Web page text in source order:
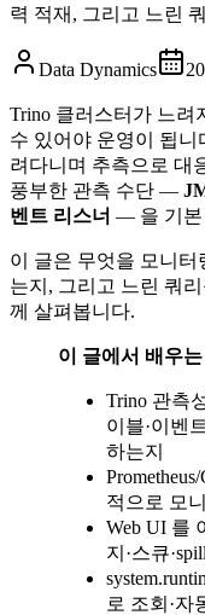
력 적재, 그리고 느린
Data Dynamics
Trino 클러스터가 느려
수 있어야 운영이 됩
려다니며 추측으로 대
풍부한 관측 수단 —
벤트 리스너 — 을 기본
이 글은 무엇을 모니터
는지, 그리고 느린 쿼
께 살펴봅니다.
이 글에서 배우는
Trino 관측
이블·이벤
하는지
적으로 모
Web UI 를
지·스큐
로 조회·자